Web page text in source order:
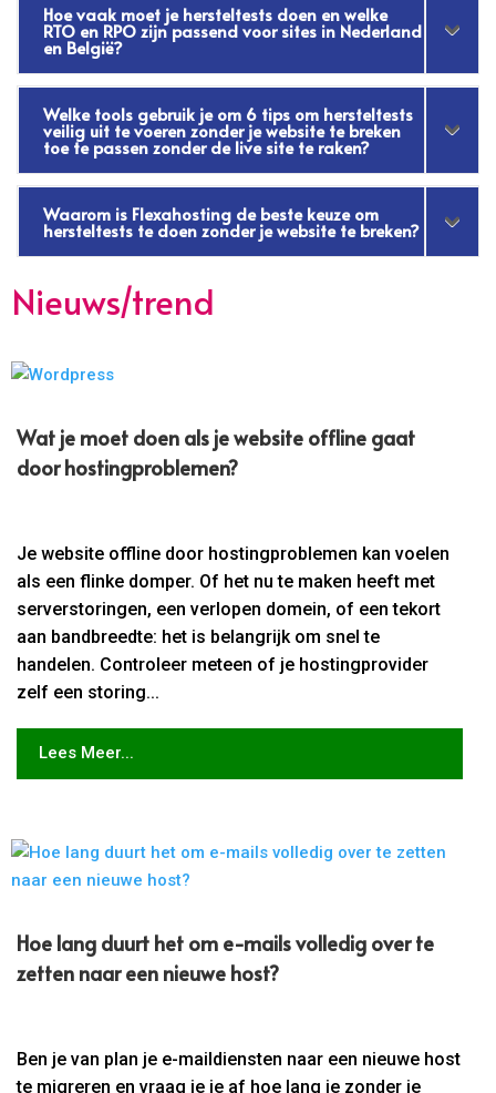
Hoe vaak moet je hersteltests doen en welke
RTO en RPO zijn passend voor sites in Nederland
en België?
Welke tools gebruik je om 6 tips om hersteltests
veilig uit te voeren zonder je website te breken
toe te passen zonder de live site te raken?
Waarom is Flexahosting de beste keuze om
hersteltests te doen zonder je website te breken?
Nieuws/trend
Wat je moet doen als je website offline gaat
door hostingproblemen?
Je website offline door hostingproblemen kan voelen
als een flinke domper. Of het nu te maken heeft met
serverstoringen, een verlopen domein, of een tekort
aan bandbreedte: het is belangrijk om snel te
handelen. Controleer meteen of je hostingprovider
zelf een storing...
Lees Meer...
Hoe lang duurt het om e-mails volledig over te
zetten naar een nieuwe host?
Ben je van plan je e-maildiensten naar een nieuwe host
te migreren en vraag je je af hoe lang je zonder je